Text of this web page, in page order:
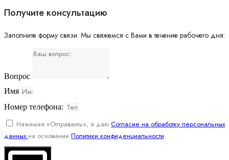
Получите консультацию
Заполните форму связи. Мы свяжемся с Вами в течение рабочего дня:
Вопрос
Имя
Номер телефона:
Нажимая «Отправаить», я даю Согласие на обработку персональных
данных на основании Политики конфиденциальности